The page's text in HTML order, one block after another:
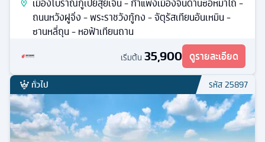
ถนนหวังฝูจิ่ง - พระราชวังกู้กง - จัตุรัสเทียนอันเหมิน -
ซานหลี่ถุน - หอฟ้าเทียนถาน
เริ่มต้น 35,900 ดูรายละเอียด
ทั่วไป รหัส25897